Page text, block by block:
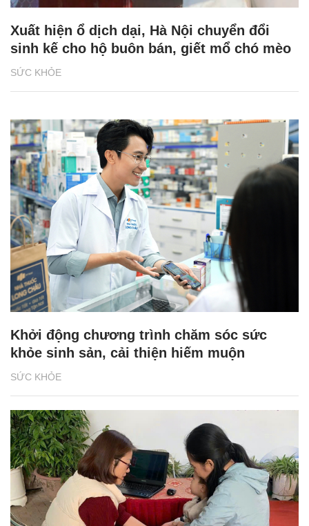
SỨC KHỎE
Xuất hiện ổ dịch dại, Hà Nội chuyển đổi
sinh kế cho hộ buôn bán, giết mổ chó mèo
SỨC KHỎE
Khởi động chương trình chăm sóc sức
khỏe sinh sản, cải thiện hiếm muộn